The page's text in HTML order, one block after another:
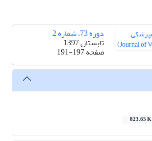
دوره 73، شماره 2
تابستان 1397
صفحه191-197
823.65 K